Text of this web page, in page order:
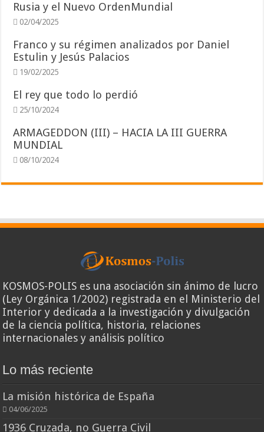
Rusia y el Nuevo OrdenMundial
02/04/2025
Franco y su régimen analizados por Daniel
Estulin y Jesús Palacios
19/02/2025
El rey que todo lo perdió
25/10/2024
ARMAGEDDON (III) – HACIA LA III GUERRA
MUNDIAL
08/10/2024
KOSMOS-POLIS es una asociación sin ánimo de lucro
(Ley Orgánica 1/2002) registrada en el Ministerio del
Interior y dedicada a la investigación y divulgación
de la ciencia política, historia, relaciones
internacionales y análisis político
Lo más reciente
La misión histórica de España
04/06/2025
1936 Cruzada, no Guerra Civil